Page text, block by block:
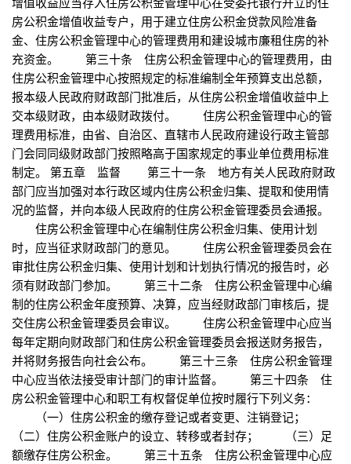
房公积金增值收益专户，用于建立住房公积金贷款风险准备
金、住房公积金管理中心的管理费用和建设城市廉租住房的补
充资金。 第三十条 住房公积金管理中心的管理费用，由
住房公积金管理中心按照规定的标准编制全年预算支出总额，
报本级人民政府财政部门批准后，从住房公积金增值收益中上
交本级财政，由本级财政拨付。 住房公积金管理中心的管
理费用标准，由省、自治区、直辖市人民政府建设行政主管部
门会同同级财政部门按照略高于国家规定的事业单位费用标准
制定。 第五章 监督 第三十一条 地方有关人民政府财政
部门应当加强对本行政区域内住房公积金归集、提取和使用情
况的监督，并向本级人民政府的住房公积金管理委员会通报。
住房公积金管理中心在编制住房公积金归集、使用计划
时，应当征求财政部门的意见。 住房公积金管理委员会在
审批住房公积金归集、使用计划和计划执行情况的报告时，必
须有财政部门参加。 第三十二条 住房公积金管理中心编
制的住房公积金年度预算、决算，应当经财政部门审核后，提
交住房公积金管理委员会审议。 住房公积金管理中心应当
每年定期向财政部门和住房公积金管理委员会报送财务报告，
并将财务报告向社会公布。 第三十三条 住房公积金管理
中心应当依法接受审计部门的审计监督。 第三十四条 住
房公积金管理中心和职工有权督促单位按时履行下列义务：
（一）住房公积金的缴存登记或者变更、注销登记；
（二）住房公积金账户的设立、转移或者封存； （三）足
额缴存住房公积金。 第三十五条 住房公积金管理中心应